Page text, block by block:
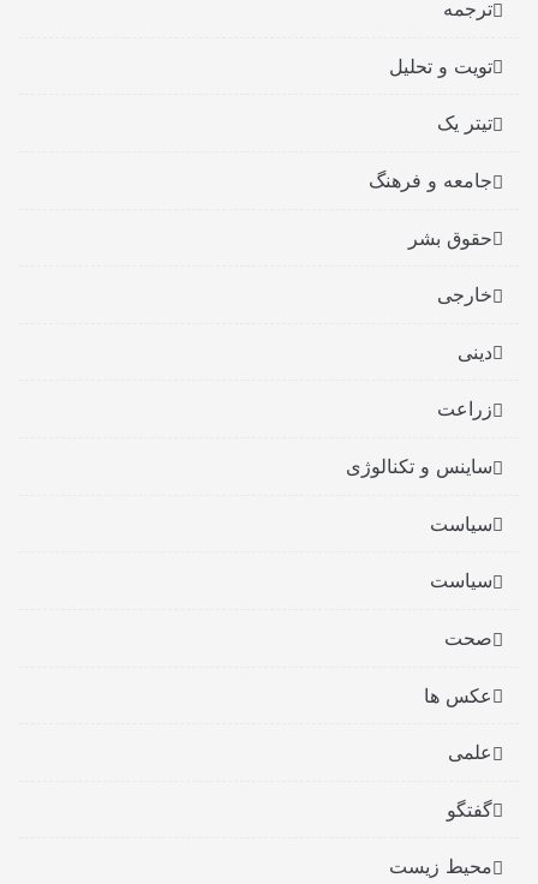
ترجمه
تویت و تحلیل
تیتر یک
جامعه و فرهنگ
حقوق بشر
خارجی
دینی
زراعت
ساینس و تکنالوژی
سیاست
سیاست
صحت
عکس ها
علمی
گفتگو
محیط زیست